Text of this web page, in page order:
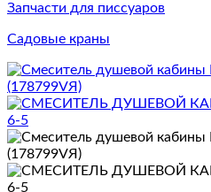
Запчасти для писсуаров
Садовые краны